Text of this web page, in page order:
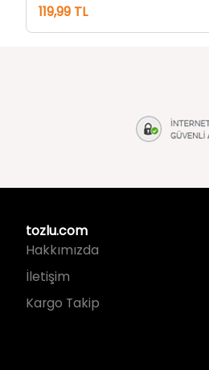
tozlu.com
İletişim
Kargo Takip